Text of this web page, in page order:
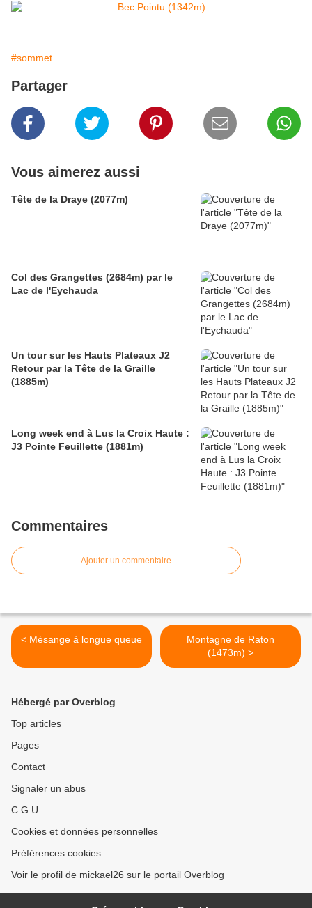
#sommet
Partager
Vous aimerez aussi
Tête de la Draye (2077m)
Col des Grangettes (2684m) par le
Lac de l'Eychauda
Un tour sur les Hauts Plateaux J2
Retour par la Tête de la Graille
(1885m)
Long week end à Lus la Croix Haute :
J3 Pointe Feuillette (1881m)
Commentaires
Ajouter un commentaire
< Mésange à longue queue
Montagne de Raton
(1473m) >
Hébergé par Overblog
Top articles
Pages
Contact
Signaler un abus
C.G.U.
Cookies et données personnelles
Préférences cookies
Voir le profil de mickael26 sur le portail Overblog